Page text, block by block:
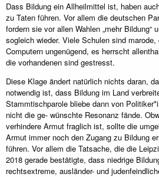
Dass Bildung ein Allheilmittel ist, haben
zu Taten führen. Vor allem die deutschen
fordern sie vor allen Wahlen „mehr Bildung“
sogleich wieder. Viele Schulen sind
Computern ungenügend, es herrscht
die vorhandenen sind gestresst.
Diese Klage ändert natürlich nichts daran,
notwendig ist, dass Bildung im Land
Stammtischparole bliebe dann von
nicht die ge- wünschte Resonanz fände.
verhindere Armut fraglich ist, sollte die
Armut immer noch den Zugang zu Bildung
führen. Vor allem die Tatsache, die die
2018 gerade bestätigte, dass niedrige
rechtsextreme, ausländer- und